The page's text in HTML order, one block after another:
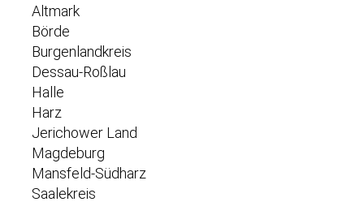
Altmark
Börde
Burgenlandkreis
Dessau-Roßlau
Halle
Harz
Jerichower Land
Magdeburg
Mansfeld-Südharz
Saalekreis